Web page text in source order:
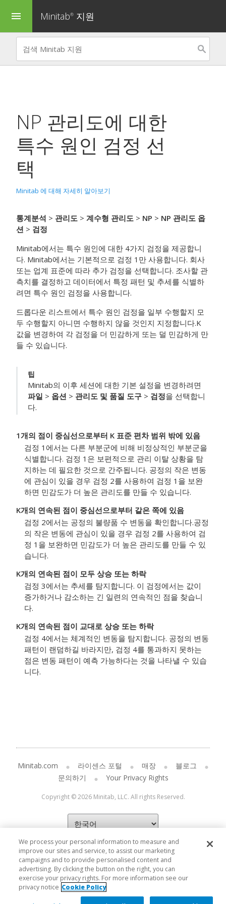
menu Minitab® 지원
NP 관리도에 대한
특수 원인 검정 선
택
Minitab 에 대해 자세히 알아보기
통계분석 > 관리도 > 계수형 관리도 > NP > NP 관리도 옵
션 > 검정
Minitab에서는 특수 원인에 대한 4가지 검정을 제공합니
다. Minitab에서는 기본적으로 검정 1만 사용합니다. 회사
또는 업계 표준에 따라 추가 검정을 선택합니다. 조사할 관
측치를 결정하고 데이터에서 특정 패턴 및 추세를 식별하
려면 특수 원인 검정을 사용합니다.
드롭다운 리스트에서 특수 원인 검정을 일부 수행할지 모
두 수행할지 아니면 수행하지 않을 것인지 지정합니다.K
값을 변경하여 각 검정을 더 민감하게 또는 덜 민감하게 만
들 수 있습니다.
팁
Minitab의 이후 세션에 대한 기본 설정을 변경하려면
파일 > 옵션 > 관리도 및 품질 도구 > 검정을 선택합니
다.
1개의 점이 중심선으로부터 K 표준 편차 범위 밖에 있음
검정 1에서는 다른 부분군에 비해 비정상적인 부분군을
식별합니다. 검정 1은 보편적으로 관리 이탈 상황을 탐
지하는 데 필요한 것으로 간주됩니다. 공정의 작은 변동
에 관심이 있을 경우 검정 2를 사용하여 검정 1을 보완
하면 민감도가 더 높은 관리도를 만들 수 있습니다.
K개의 연속된 점이 중심선으로부터 같은 쪽에 있음
검정 2에서는 공정의 불량품 수 변동을 확인합니다.공정
의 작은 변동에 관심이 있을 경우 검정 2를 사용하여 검
정 1을 보완하면 민감도가 더 높은 관리도를 만들 수 있
습니다.
K개의 연속된 점이 모두 상승 또는 하락
검정 3에서는 추세를 탐지합니다. 이 검정에서는 값이
증가하거나 감소하는 긴 일련의 연속적인 점을 찾습니
다.
K개의 연속된 점이 교대로 상승 또는 하락
검정 4에서는 체계적인 변동을 탐지합니다. 공정의 변동
패턴이 랜덤하길 바라지만, 검정 4를 통과하지 못하는
점은 변동 패턴이 예측 가능하다는 것을 나타낼 수 있습
니다.
Minitab.com 라이센스 포털 매장
블로그
문의하기
Your Privacy Rights
Copyright © 2026 Minitab, LLC. All rights Reserved.
We process your personal information to measure and
improve our sites and service, to assist our marketing
campaigns and to provide personalised content and
advertising. By clicking the button on the right, you can
exercise your privacy rights. For more information see our
privacy notice Cookie Policy